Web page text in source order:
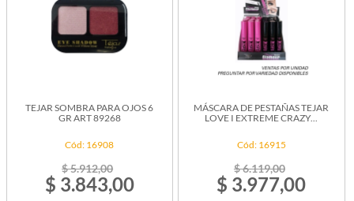
TEJAR SOMBRA PARA OJOS 6
GR ART 89268
Cód: 16908
$ 5.912,00
$ 3.843,00
MÁSCARA DE PESTAÑAS TEJAR
LOVE I EXTREME CRAZY...
Cód: 16915
$ 6.119,00
$ 3.977,00